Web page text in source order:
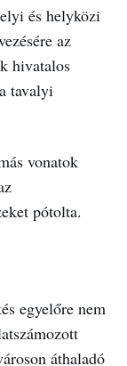
és helyközi
az
hivatalos
tavalyi
vonatok
pótolta.
egyelőre nem
áthaladó